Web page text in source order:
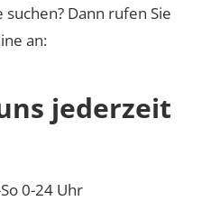
Dann rufen Sie
an:
jederzeit
0-24 Uhr